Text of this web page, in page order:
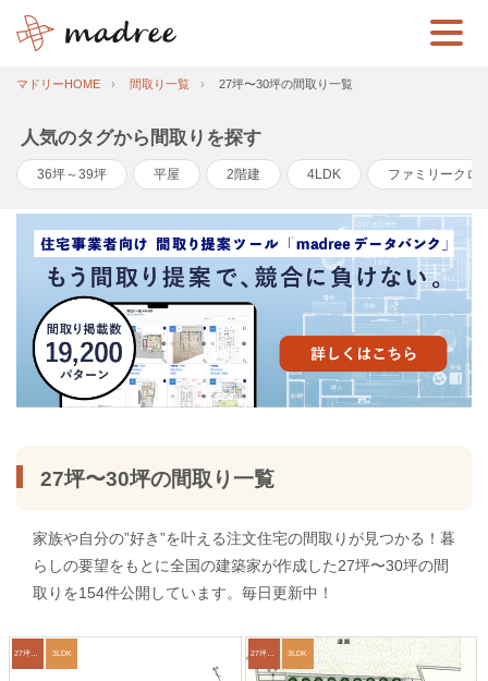
マドリーHOME 間取り一覧 27坪〜30坪の間取り一覧
人気のタグから間取りを探す
36坪～39坪 平屋 2階建 4LDK ファミリークロ
27坪〜30坪の間取り一覧
家族や自分の”好き”を叶える注文住宅の間取りが見つかる！暮
らしの要望をもとに全国の建築家が作成した27坪〜30坪の間
取りを154件公開しています。毎日更新中！
3LDK 27坪〜30坪 3LDK